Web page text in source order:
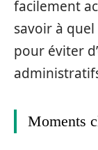
facilement
savoir à
pour éviter
Moments